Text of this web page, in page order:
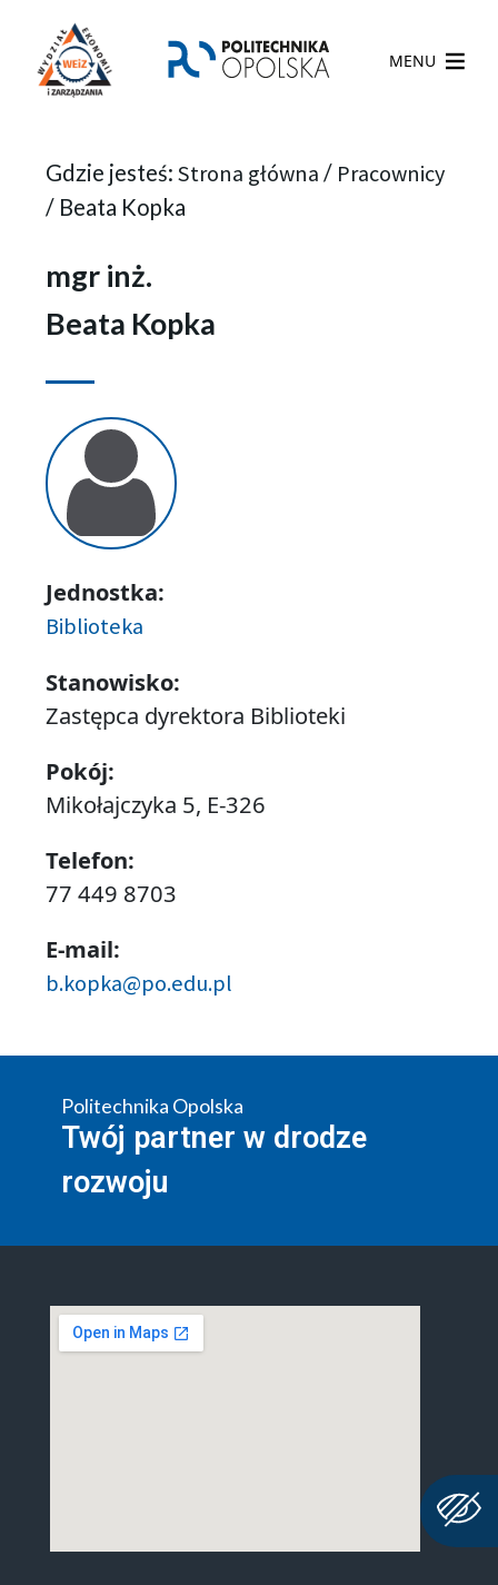
MENU
Gdzie jesteś: Strona główna / Pracownicy
/ Beata Kopka
mgr inż.
Beata Kopka
Jednostka:
Biblioteka
Stanowisko:
Zastępca dyrektora Biblioteki
Pokój:
Mikołajczyka 5, E-326
Telefon:
77 449 8703
E-mail:
b.kopka@po.edu.pl
Politechnika Opolska
Twój partner w drodze
rozwoju